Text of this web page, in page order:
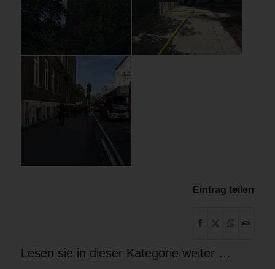
Eintrag teilen
Lesen sie in dieser Kategorie weiter …